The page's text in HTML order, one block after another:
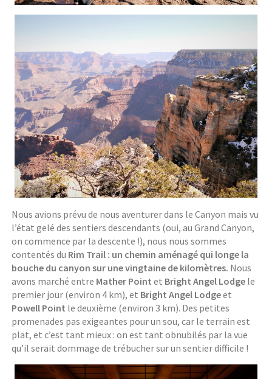
Nous avions prévu de nous aventurer dans le Canyon mais vu
l’état gelé des sentiers descendants (oui, au Grand Canyon,
on commence par la descente !), nous nous sommes
contentés du Rim Trail : un chemin aménagé qui longe la
bouche du canyon sur une vingtaine de kilomètres. Nous
avons marché entre Mather Point et Bright Angel Lodge le
premier jour (environ 4 km), et Bright Angel Lodgeet
Powell Point le deuxième (environ 3 km). Des petites
promenades pas exigeantes pour un sou, car le terrain est
plat, et c’est tant mieux : on est tant obnubilés par la vue
qu’il serait dommage de trébucher sur un sentier difficile !